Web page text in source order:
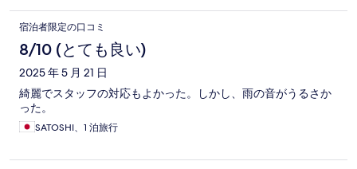
宿泊者限定の口コミ
8/10 (とても良い)
2025 年 5 月 21 日
綺麗でスタッフの対応もよかった。しかし、雨の音がうるさか
った。
SATOSHI、1 泊旅行